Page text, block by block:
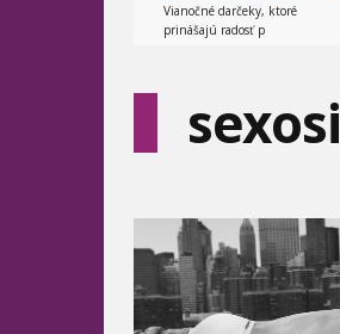
Vianočné darčeky, ktoré
prinášajú radosť p
sexosi